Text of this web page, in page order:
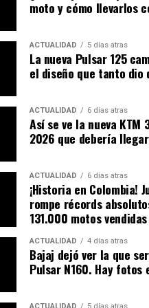
monobrazo (single-sided
alta. Según la prensa,
en la moto más asequible de
es agresivo: cuerpo afilado,
moto y cómo llevarlos
ACTUALIDAD 5 días atras
La nueva Pulsar 125
el diseño que tanto dio
ACTUALIDAD 6 días atras
Así se ve la nueva KTM
2026 que debería
ACTUALIDAD 6 días atras
¡Historia en Colombia!
rompe récords
131.000 motos vendidas
ACTUALIDAD 4 días atras
Bajaj dejó ver la que
Pulsar N160. Hay fotos
ACTUALIDAD 5 días atras